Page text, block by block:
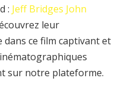
: Jeff Bridges John
leur
ce film captivant et
sur notre plateforme.